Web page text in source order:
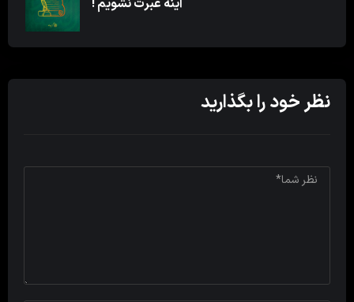
آینه عبرت نشویم !
نظر خود را بگذارید